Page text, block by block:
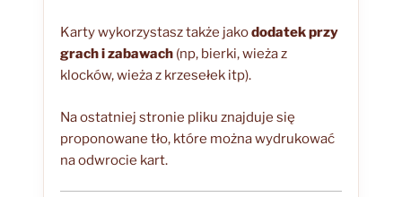
Karty wykorzystasz także jakododatek przy
grach i zabawach(np, bierki, wieża z
klocków, wieża z krzesełek itp).
Na ostatniej stronie pliku znajduje się
proponowane tło, które można wydrukować
na odwrocie kart.